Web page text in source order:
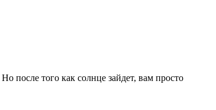
после того как солнце зайдет, вам просто